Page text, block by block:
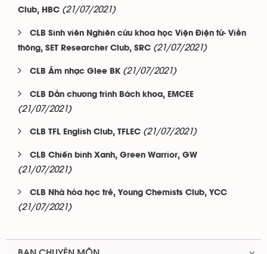
Club, HBC (21/07/2021)
CLB Sinh viên Nghiên cứu khoa học Viện Điện tử- Viễn
thông, SET Researcher Club, SRC (21/07/2021)
CLB Âm nhạc Glee BK (21/07/2021)
CLB Dẫn chương trình Bách khoa, EMCEE
(21/07/2021)
CLB TFL English Club, TFLEC (21/07/2021)
CLB Chiến binh Xanh, Green Warrior, GW
(21/07/2021)
CLB Nhà hóa học trẻ, Young Chemists Club, YCC
(21/07/2021)